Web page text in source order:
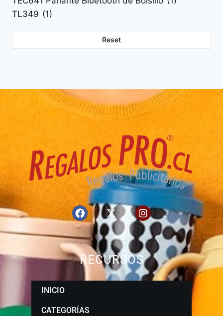
TL349 (1)
Reset
RECURSOS
INICIO
CATEGORÍAS